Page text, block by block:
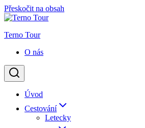
Přeskočit na obsah
Terno Tour
O nás
Úvod
Cestování
Letecky